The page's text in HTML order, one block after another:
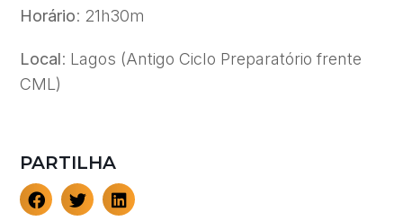
Horário: 21h30m
Local: Lagos (Antigo Ciclo Preparatório frente
CML)
PARTILHA